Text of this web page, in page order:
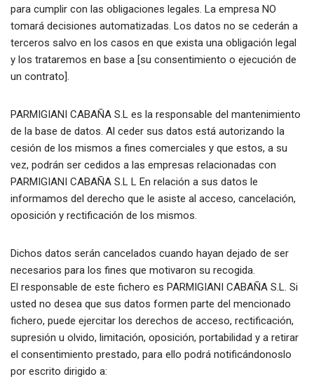
para cumplir con las obligaciones legales. La empresa NO
tomará decisiones automatizadas. Los datos no se cederán a
terceros salvo en los casos en que exista una obligación legal
y los trataremos en base a [su consentimiento o ejecución de
un contrato].
PARMIGIANI CABAÑA S.L es la responsable del mantenimiento
de la base de datos. Al ceder sus datos está autorizando la
cesión de los mismos a fines comerciales y que estos, a su
vez, podrán ser cedidos a las empresas relacionadas con
PARMIGIANI CABAÑA S.L L En relación a sus datos le
informamos del derecho que le asiste al acceso, cancelación,
oposición y rectificación de los mismos.
Dichos datos serán cancelados cuando hayan dejado de ser
necesarios para los fines que motivaron su recogida.
El responsable de este fichero es PARMIGIANI CABAÑA S.L. Si
usted no desea que sus datos formen parte del mencionado
fichero, puede ejercitar los derechos de acceso, rectificación,
supresión u olvido, limitación, oposición, portabilidad y a retirar
el consentimiento prestado, para ello podrá notificándonoslo
por escrito dirigido a: